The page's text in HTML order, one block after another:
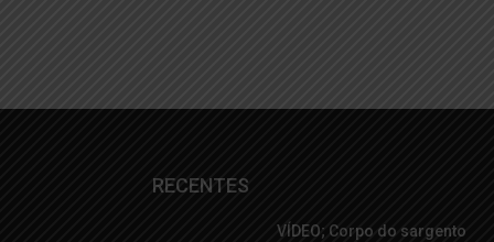
RECENTES
VÍDEO; Corpo do sargento